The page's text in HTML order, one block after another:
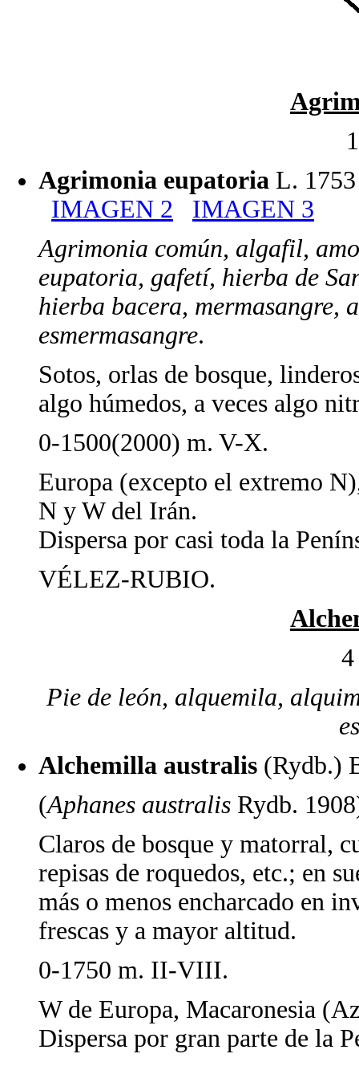
Agrimonia eupatoria L.
IMAGEN 2
IMAGEN 3
Agrimonia común, algafil,
eupatoria, gafetí, hierba de
hierba bacera, mermasangre,
esmermasangre.
Sotos, orlas de bosque,
algo húmedos, a veces algo
0-1500(2000) m. V-X.
Europa (excepto el extremo
N y W del Irán.
Dispersa por casi toda la
VÉLEZ-RUBIO.
4
Pie de león, alquemila,
Alchemilla australis (Rydb.)
(Aphanes australis Rydb.
Claros de bosque y matorral,
repisas de roquedos, etc.; en
más o menos encharcado en
frescas y a mayor altitud.
0-1750 m. II-VIII.
W de Europa, Macaronesia
Dispersa por gran parte de la